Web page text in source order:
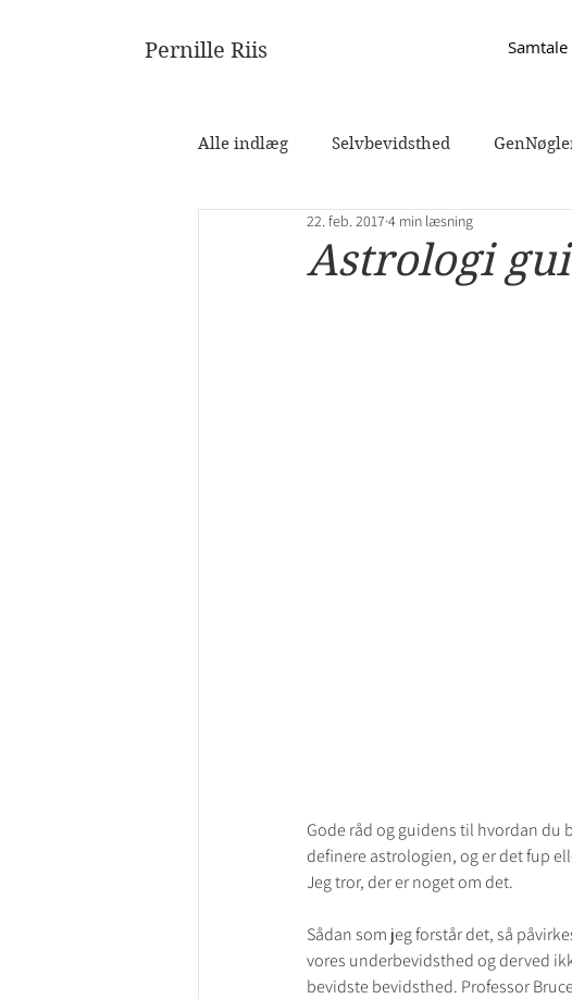
Pernille Riis Samtale
Alle indlæg Selvbevidsthed
Astrologi
22. feb. 2017 4 min læsning
Gode råd og guidens til hvordan du
definere astrologien, og er det fup
Jeg tror, der er noget om det.
Sådan som jeg forstår det, så
vores underbevidsthed og derved
bevidste bevidsthed. Professor